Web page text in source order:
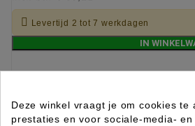
 Levertijd 2 tot 7 werkdagen
IN
Deze winkel vraagt je om cookies te
prestaties en voor sociale-media-